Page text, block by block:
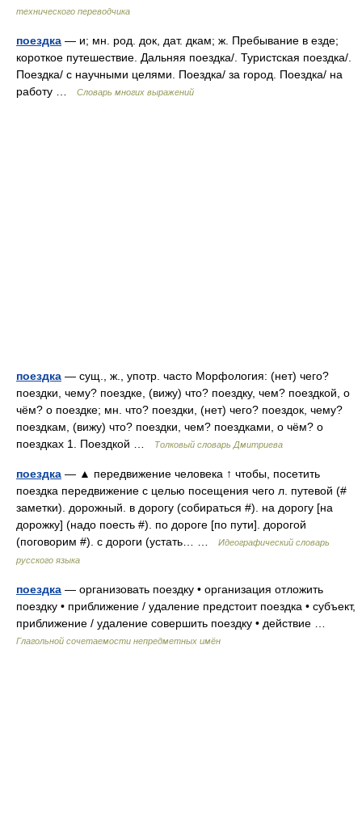
технического переводчика
поездка — и; мн. род. док, дат. дкам; ж. Пребывание в езде;
короткое путешествие. Дальняя поездка/. Туристская поездка/.
Поездка/ с научными целями. Поездка/ за город. Поездка/ на
работу …
Словарь многих выражений
поездка — сущ., ж., употр. часто Морфология: (нет) чего?
поездки, чему? поездке, (вижу) что? поездку, чем? поездкой, о
чём? о поездке; мн. что? поездки, (нет) чего? поездок, чему?
поездкам, (вижу) что? поездки, чем? поездками, о чём? о
поездках 1. Поездкой …
Толковый словарь Дмитриева
поездка — ▲ передвижение человека ↑ чтобы, посетить
поездка передвижение с целью посещения чего л. путевой (#
заметки). дорожный. в дорогу (собираться #). на дорогу [на
дорожку] (надо поесть #). по дороге [по пути]. дорогой
(поговорим #). с дороги (устать… …
Идеографический словарь
русского языка
поездка — организовать поездку • организация отложить
поездку • приближение / удаление предстоит поездка • субъект,
приближение / удаление совершить поездку • действие …
Глагольной сочетаемости непредметных имён